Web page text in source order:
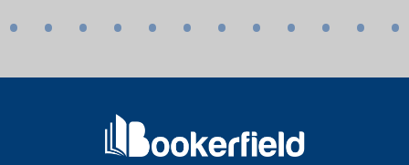
• • • • • • • • • • • •